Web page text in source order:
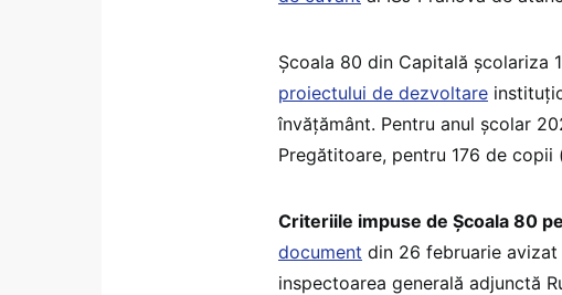
Școala 80 din Capitală școlariza
proiectului de dezvoltare
învățământ. Pentru anul școlar
Pregătitoare, pentru 176 de copii
Criteriile impuse de Școala 80
document din 26 februarie
inspectoarea generală adjunctă